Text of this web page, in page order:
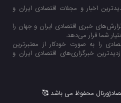
اخبار و مجلات اقتصادی ایران و
خبری اقتصادی ایران و جهان را
شما قرار می‌‌دهد.
را به صورت خودکار از معتبرترین
خبرگزاری‌های اقتصادی ایران و
محفوظ می باشد 🥰